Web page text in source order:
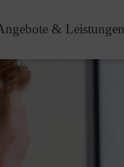
& Leistungen